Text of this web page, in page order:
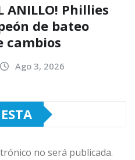
ANILLO! Phillies
de bateo
cambios
Ago 3, 2026
no será publicada.